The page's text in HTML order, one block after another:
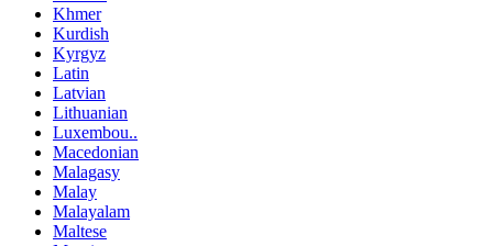
Khmer
Kurdish
Kyrgyz
Latin
Latvian
Lithuanian
Luxembou..
Macedonian
Malagasy
Malay
Malayalam
Maltese